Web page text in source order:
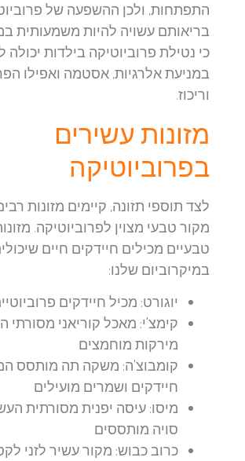
התפתחות, ולכן ההשפעה של
בריאותם עשויה להיות משמעותית
כי נטילת פרוביוטיקה בילדות יכולה
במניעת אלרגיות, אסטמה ואפילו
וריכוז.
מזונות עשירים
בפרוביוטיקה
לצד תוספי תזונה, קיימים מזונות רבים
מקור טבעי מצוין לפרוביוטיקה.
טבעיים מכילים חיידקים חיים
במיקרוביום שלנו:
יוגורט:מכיל חיידקים
קימצ'י:מאכל קוריאני מסורתי
מירקות מוחמצים
קומבוצ'ה:משקה תה מותסס
חיידקים ושמרים מועילים
מיסו:עיסה יפנית מסורתית
סויה מותססים
כרוב כבוש:מקור עשיר לזני